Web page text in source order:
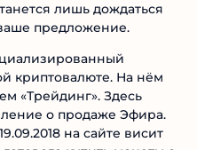
лишь дождаться
предложение.
криптовалюте. На нём
«Трейдинг». Здесь
о продаже Эфира.
на сайте висит